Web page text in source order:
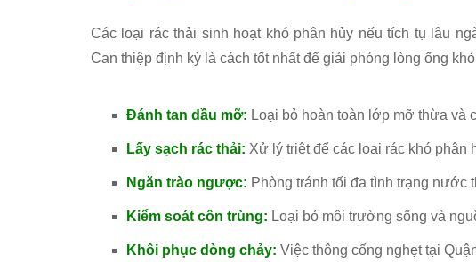
Các loại rác thải sinh hoạt khó phân hủy nếu tích tụ lâu
Can thiệp định kỳ là cách tốt nhất để giải phóng lòng ống
Đánh tan dầu mỡ: Loại bỏ hoàn toàn lớp mỡ thừa và
Lấy sạch rác thải: Xử lý triệt để các loại rác khó phân
Ngăn trào ngược: Phòng tránh tối đa tình trạng nước
Kiểm soát côn trùng: Loại bỏ môi trường sống và
Khôi phục dòng chảy: Việc thông cống nghẹt tại